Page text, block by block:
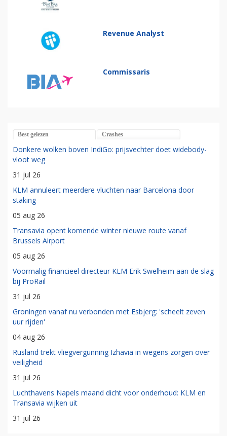
Revenue Analyst
Commissaris
Best gelezen Crashes
Donkere wolken boven IndiGo: prijsvechter doet widebody-
vloot weg
31 jul 26
KLM annuleert meerdere vluchten naar Barcelona door
staking
05 aug 26
Transavia opent komende winter nieuwe route vanaf
Brussels Airport
05 aug 26
Voormalig financieel directeur KLM Erik Swelheim aan de slag
bij ProRail
31 jul 26
Groningen vanaf nu verbonden met Esbjerg: 'scheelt zeven
uur rijden'
04 aug 26
Rusland trekt vliegvergunning Izhavia in wegens zorgen over
veiligheid
31 jul 26
Luchthavens Napels maand dicht voor onderhoud: KLM en
Transavia wijken uit
31 jul 26